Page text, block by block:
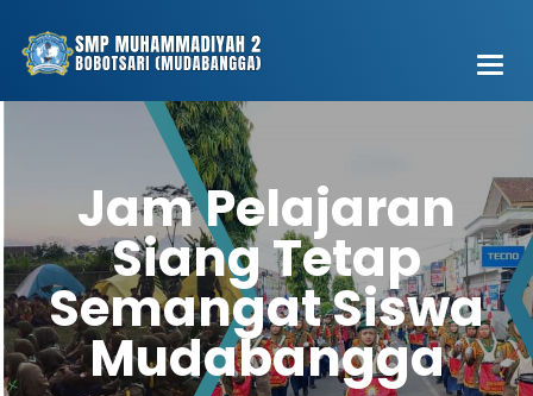
Main
Jam Pelajaran
Siang Tetap
Semangat Siswa
Mudabangga